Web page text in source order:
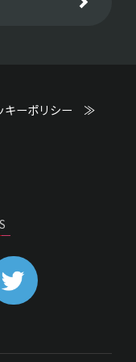
キーポリシー ≫